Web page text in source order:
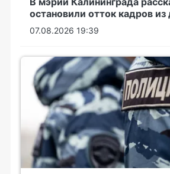
остановили отток кадров из
07.08.2026 19:39